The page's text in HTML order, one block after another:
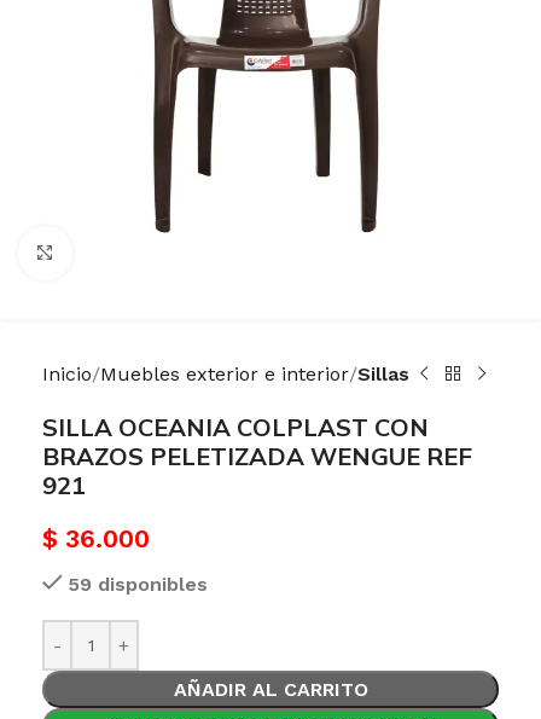
Inicio Muebles exterior e interior Sillas
SILLA OCEANIA COLPLAST CON
BRAZOS PELETIZADA WENGUE REF
921
$ 36.000
59 disponibles
AÑADIR AL CARRITO